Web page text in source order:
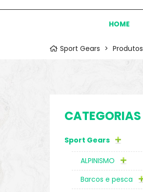
HOME
Sport Gears > Produtos
CATEGORIAS
Sport Gears
ALPINISMO
Barcos e pesca